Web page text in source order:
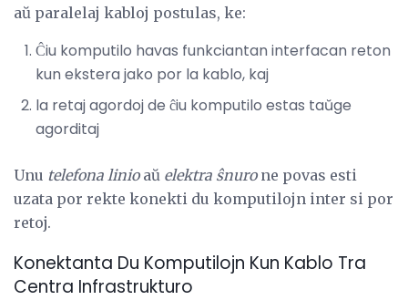
aŭ paralelaj kabloj postulas, ke:
Ĉiu komputilo havas funkciantan interfacan reton
kun ekstera jako por la kablo, kaj
la retaj agordoj de ĉiu komputilo estas taŭge
agorditaj
Unu telefona linioaŭ elektra ŝnurone povas esti
uzata por rekte konekti du komputilojn inter si por
retoj.
Konektanta Du Komputilojn Kun Kablo Tra
Centra Infrastrukturo